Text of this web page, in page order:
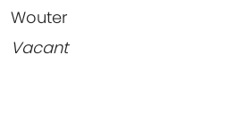
Wouter
Vacant